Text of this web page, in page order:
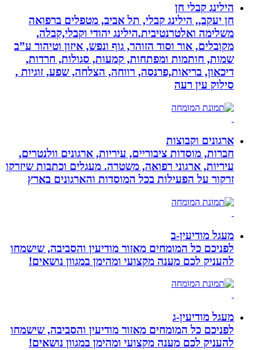
הילינג קבלי חן
חן יעקב,, הילינג קבלי, תל אביב, מטפלים ברפואה
משלימה ואלטרנטיבית.הילינג יהודי וקבלי,קבלה,
מקובלים, אור וסוד הזוהר, גוף ונפש, איזון וטיהור ע”ב
שמות, חותמות ומפתחות, קמעות, סגולות, חרדות,
דיכאון, בריאות,פרנסה, רווחה, הצלחה, שפע, זוגיות ,
סילוק עין רעה
ארגונים וקבוצות
חברות, מוסדות ציבוריים, עיריות, ארגונים וולנטרים,
עיריות, ארגוני רפואה, משטרה. מעגלים וכתבות שיזרקו
זרקור על הפעילות בכל המוסדות והארגונים בארץ
מעגל מודיעין-ב
לפניכם כל המומחים מאזור מודיעין והסביבה, שישמחו
להעניק לכם מענה מקצועי ומהימן במגוון נושאים!
מעגל מודיעין-ג
לפניכם כל המומחים מאזור מודיעין והסביבה, שישמחו
להעניק לכם מענה מקצועי ומהימן במגוון נושאים!